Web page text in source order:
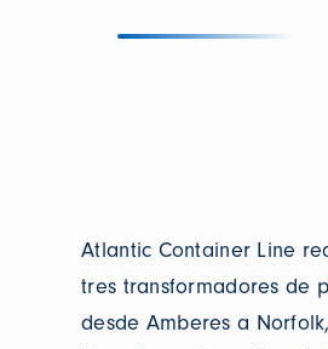
Atlantic Container Line
tres transformadores de
desde Amberes a